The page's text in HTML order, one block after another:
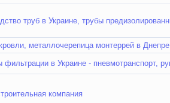
труб в Украине, трубы
металлочерепица монтеррей в Днепре
фильтрации в Украине - пневмотранспорт,
компания